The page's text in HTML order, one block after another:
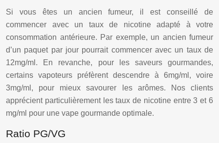
Si vous êtes un ancien fumeur, il est conseillé de
commencer avec un taux de nicotine adapté à votre
consommation antérieure. Par exemple, un ancien fumeur
d’un paquet par jour pourrait commencer avec un taux de
12mg/ml. En revanche, pour les saveurs gourmandes,
certains vapoteurs préfèrent descendre à 6mg/ml, voire
3mg/ml, pour mieux savourer les arômes. Nos clients
apprécient particulièrement les taux de nicotine entre 3 et 6
mg/ml pour une vape gourmande optimale.
Ratio PG/VG